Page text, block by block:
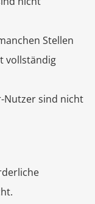
Stellen
vollständig
Nutzer sind nicht